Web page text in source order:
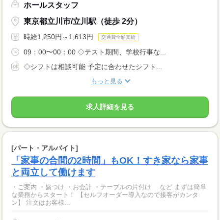
ホールスタッフ
東京都立川市/立川駅（徒歩 2分）
時給1,250円～1,613円 交通費全額支給
09：00〜00：00 ◇テスト期間、学校行事な...
◇シフトは相談可能 予定に合わせたシフト...
もっと見る
求人詳細を見る
[パート・アルバイト]
「家事の合間の2時間」もOK！すき家なら家事
と両立して働けます
・ご案内 ・盛つけ ・お会計 ・テーブルの片付け など まずは簡単
な業務からスタート！ 【セルフオーダー導入なので接客がカンタ
ン】 注文はお客様...